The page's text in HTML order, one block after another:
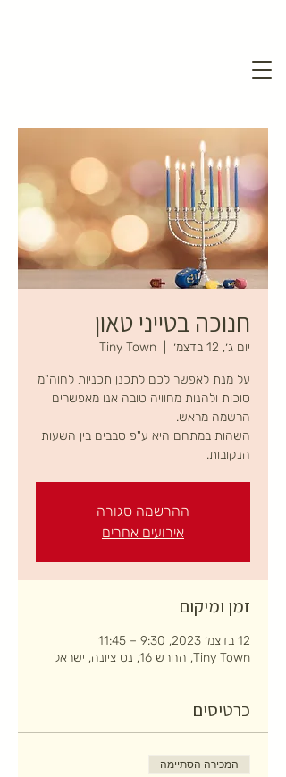
חנוכה בטייני טאון
יום ג׳, 12 בדצמ׳ Tiny Town
על מנת לאפשר לכם לתכנן תכניות לחוה"מ
סוכות ולהנות מחוויה טובה אנו מאפשרים
השהות במתחם היא ע"פ סבבים בין השעות
הנקובות.
ההרשמה סגורה
אירועים אחרים
זמן ומיקום
12 בדצמ׳ 2023, 9:30 – 11:45
Tiny Town, החרש 16, נס ציונה, ישראל
כרטיסים
המכירה הסתיימה